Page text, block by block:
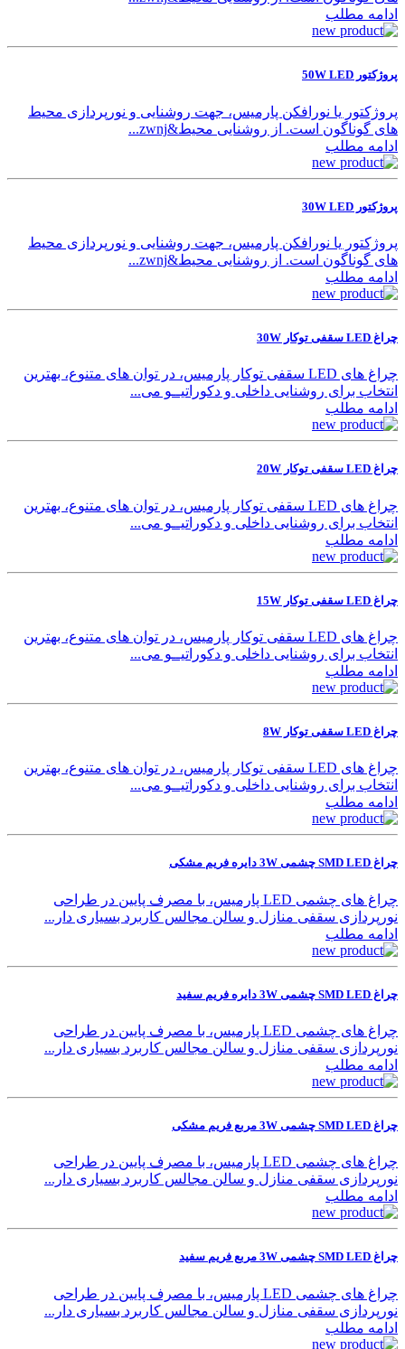
ادامه مطلب
پروژکتور 50W LED
پروژکتور یا نورافکن پارمیس، جهت روشنایی و نورپردازی محیط‌
های گوناگون است. از روشنایی محیط&zwnj...
ادامه مطلب
پروژکتور 30W LED
پروژکتور یا نورافکن پارمیس، جهت روشنایی و نورپردازی محیط‌
های گوناگون است. از روشنایی محیط&zwnj...
ادامه مطلب
چراغ LED سقفی توکار 30W
چراغ های LED سقفی توکار پارمیس، در توان های متنوع، بهترین
انتخاب برای روشنایی داخلی و دکوراتیــو می...
ادامه مطلب
چراغ LED سقفی توکار 20W
چراغ های LED سقفی توکار پارمیس، در توان های متنوع، بهترین
انتخاب برای روشنایی داخلی و دکوراتیــو می...
ادامه مطلب
چراغ LED سقفی توکار 15W
چراغ های LED سقفی توکار پارمیس، در توان های متنوع، بهترین
انتخاب برای روشنایی داخلی و دکوراتیــو می...
ادامه مطلب
چراغ LED سقفی توکار 8W
چراغ های LED سقفی توکار پارمیس، در توان های متنوع، بهترین
انتخاب برای روشنایی داخلی و دکوراتیــو می...
ادامه مطلب
چراغ SMD LED چشمی 3W دایره فریم مشکی
چراغ های چشمی LED پارمیس، با مصرف پایین در طراحی
نورپردازی سقفی منازل و سالن مجالس کاربرد بسیاری دار...
ادامه مطلب
چراغ SMD LED چشمی 3W دایره فریم سفید
چراغ های چشمی LED پارمیس، با مصرف پایین در طراحی
نورپردازی سقفی منازل و سالن مجالس کاربرد بسیاری دار...
ادامه مطلب
چراغ SMD LED چشمی 3W مربع فریم مشکی
چراغ های چشمی LED پارمیس، با مصرف پایین در طراحی
نورپردازی سقفی منازل و سالن مجالس کاربرد بسیاری دار...
ادامه مطلب
چراغ SMD LED چشمی 3W مربع فریم سفید
چراغ های چشمی LED پارمیس، با مصرف پایین در طراحی
نورپردازی سقفی منازل و سالن مجالس کاربرد بسیاری دار...
ادامه مطلب